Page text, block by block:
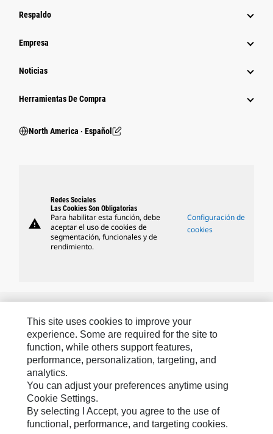
Respaldo
Empresa
Noticias
Herramientas De Compra
North America ‧ Español
warning
Redes Sociales
Las Cookies Son Obligatorias
Para habilitar esta función, debe
aceptar el uso de cookies de
segmentación, funcionales y de
rendimiento.
Configuración de
cookies
Caterpillar.com
Caterpillar Contacto
Mis Preferencias De Marketing
Site Map
This site uses cookies to improve your
experience. Some are required for the site to
function, while others support features,
performance, personalization, targeting, and
analytics.
You can adjust your preferences anytime using
Cookie Settings.
By selecting I Accept, you agree to the use of
functional, performance, and targeting cookies.